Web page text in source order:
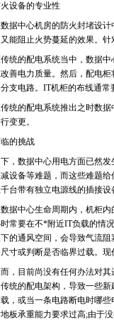
备的专业性
中心机房的防火封堵设计
又能阻止火势蔓延的效果。
的配电系统当中，数据中
善电力质量。然后，配电
支电路。IT机柜的布线通
的配电系统推出之时数据
变更。
的挑战
数据中心用电方面已然发
设备等难题，而这些难题
台带有独立电源线的插接
中心生命周期内，机柜内
常要在不*附近IT负载的情
的通风空间，会导致气流
寸或判断是否临界过载。
目前尚没有任何办法对其
统的配电架构，导致一些
，或当一条电路断电时哪
板承重能力要求过高;由于